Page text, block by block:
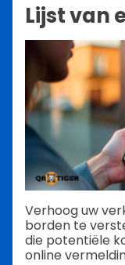
Lijst van
Verhoog uw
borden te
die potentiële
online